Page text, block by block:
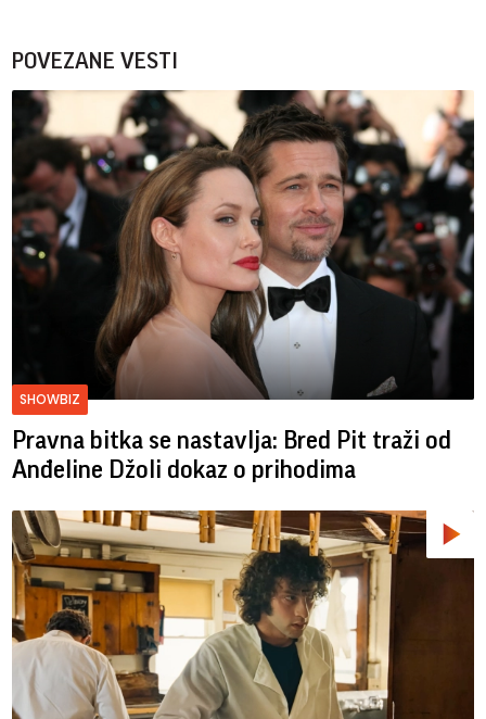
POVEZANE VESTI
SHOWBIZ
Pravna bitka se nastavlja: Bred ​​Pit traži od
Anđeline Džoli dokaz o prihodima